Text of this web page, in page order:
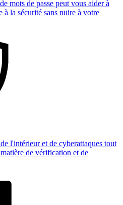
mots de passe peut vous aider à
la sécurité sans nuire à votre
l'intérieur et de cyberattaques tout
de vérification et de